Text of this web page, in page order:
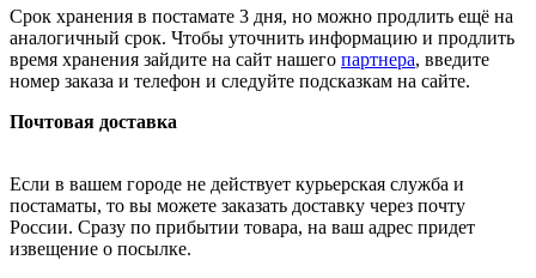
Срок хранения в постамате 3 дня, но можно продлить ещё на
аналогичный срок. Чтобы уточнить информацию и продлить
время хранения зайдите на сайт нашего партнера, введите
номер заказа и телефон и следуйте подсказкам на сайте.
Почтовая доставка
Если в вашем городе не действует курьерская служба и
постаматы, то вы можете заказать доставку через почту
России. Сразу по прибытии товара, на ваш адрес придет
извещение о посылке.